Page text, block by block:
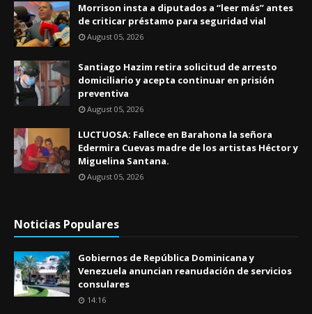
Morrison insta a diputados a “leer más” antes
de criticar préstamo para seguridad vial
August 05, 2026
Santiago Hazim retira solicitud de arresto
domiciliario y acepta continuar en prisión
preventiva
August 05, 2026
LUCTUOSA: Fallece en Barahona la señora
Edermira Cuevas madre de los artistas Héctor y
Miguelina Santana.
August 05, 2026
Noticias Populares
Gobiernos de República Dominicana y
Venezuela anuncian reanudación de servicios
consulares
14:16